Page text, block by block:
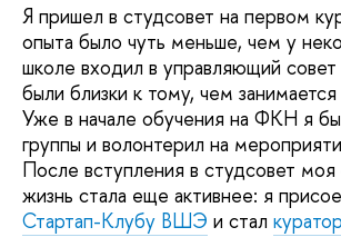
Я пришел в студсовет на первом
опыта было чуть меньше, чем у
школе входил в управляющий
были близки к тому, чем
Уже в начале обучения на ФКН я
группы и волонтерил на
После вступления в студсовет моя
жизнь стала еще активнее: я
Стартап-Клубу ВШЭ и стал